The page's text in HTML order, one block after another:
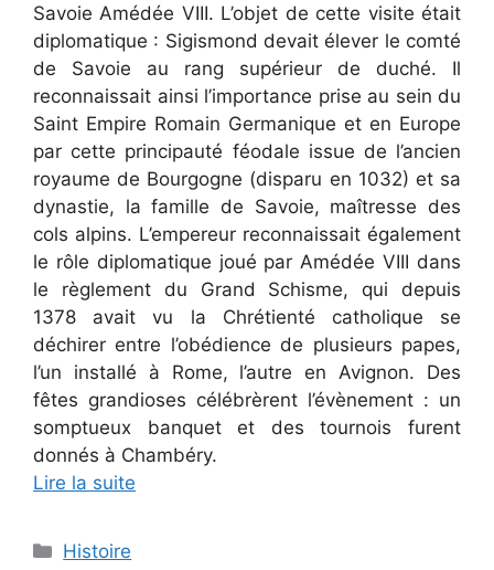
Savoie Amédée VIII. L’objet de cette visite était
diplomatique : Sigismond devait élever le comté
de Savoie au rang supérieur de duché. Il
reconnaissait ainsi l’importance prise au sein du
Saint Empire Romain Germanique et en Europe
par cette principauté féodale issue de l’ancien
royaume de Bourgogne (disparu en 1032) et sa
dynastie, la famille de Savoie, maîtresse des
cols alpins. L’empereur reconnaissait également
le rôle diplomatique joué par Amédée VIII dans
le règlement du Grand Schisme, qui depuis
1378 avait vu la Chrétienté catholique se
déchirer entre l’obédience de plusieurs papes,
l’un installé à Rome, l’autre en Avignon. Des
fêtes grandioses célébrèrent l’évènement : un
somptueux banquet et des tournois furent
donnés à Chambéry.
Lire la suite
Catégories
Histoire